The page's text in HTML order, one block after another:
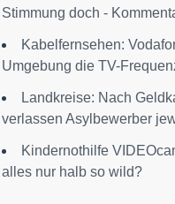
Stimmung doch -
Kabelfernsehen:
Umgebung die TV-
Landkreise: Nach
verlassen Asylbewerber
Kindernothilfe
alles nur halb so wild?